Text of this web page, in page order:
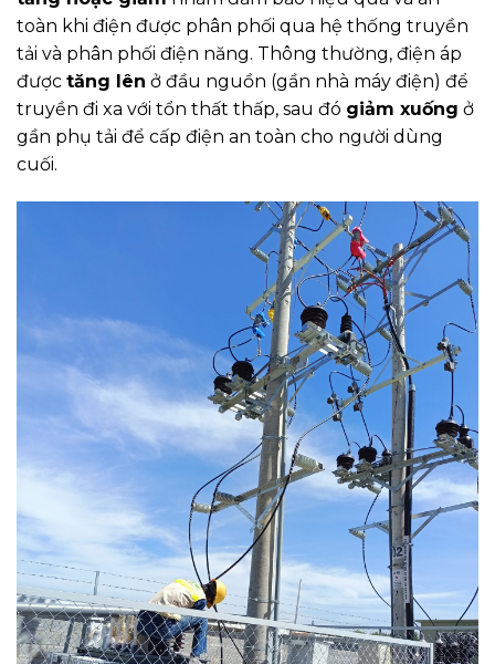
toàn khi điện được phân phối qua hệ thống truyền
tải và phân phối điện năng. Thông thường, điện áp
được tăng lên ở đầu nguồn (gần nhà máy điện) để
truyền đi xa với tổn thất thấp, sau đó giảm xuống ở
gần phụ tải để cấp điện an toàn cho người dùng
cuối.